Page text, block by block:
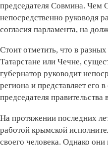
председателя Совмина. Чем
непосредственно руководя
согласия парламента, на
Стоит отметить, что в
Татарстане или Чечне,
губернатор руководит
региона и представляет
председателя
На протяжении последних
работой крымской
своего человека. Однако